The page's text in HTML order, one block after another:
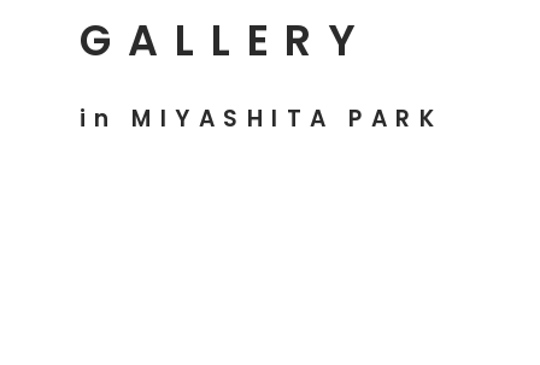
GALLERY
in MIYASHITA PARK